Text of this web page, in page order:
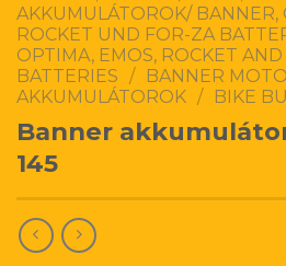
AKKUMULÁTOROK/ BANNER,
ROCKET UND FOR-ZA
OPTIMA, EMOS, ROCKET
BATTERIES /
BANNER
AKKUMULÁTOROK / BIKE
Banner
145